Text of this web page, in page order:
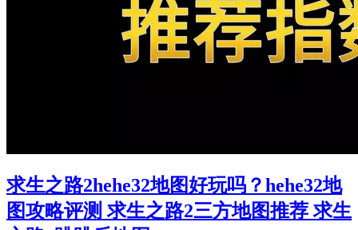
求生之路2hehe32地图好玩吗？hehe32地
图攻略评测 求生之路2三方地图推荐 求生